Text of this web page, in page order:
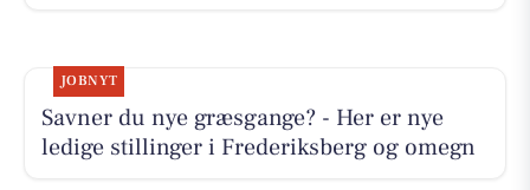
JOBNYT
Savner du nye græsgange? - Her er nye
ledige stillinger i Frederiksberg og omegn